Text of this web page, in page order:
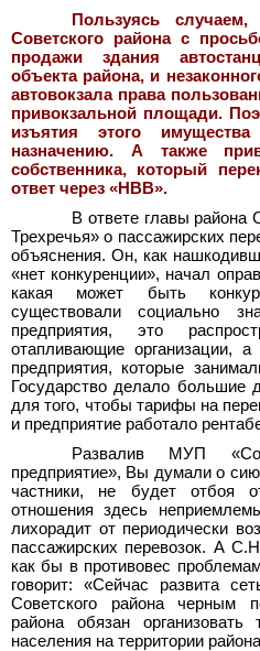
Пользуясь
Советского района с
продажи здания
объекта района, и
автовокзала права
привокзальной площади.
изъятия этого
назначению. А также
собственника, который
ответ через «НВВ».
В ответе главы района
Трехречья» о пассажирских
объяснения. Он, как
«нет конкуренции», начал
какая может быть
существовали социально
предприятия, это
отапливающие организации, а
предприятия, которые
Государство делало большие
для того, чтобы тарифы на
и предприятие работало
Развалив МУП
предприятие», Вы думали о
частники, не будет отбоя
отношения здесь
лихорадит от периодически
пассажирских перевозок. А
как бы в противовес
говорит: «Сейчас развита
Советского района черным
района обязан организовать
населения на территории